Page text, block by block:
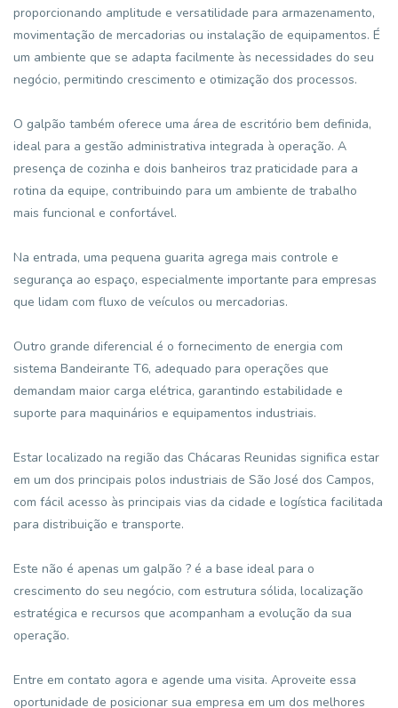
proporcionando amplitude e versatilidade para armazenamento,
movimentação de mercadorias ou instalação de equipamentos. É
um ambiente que se adapta facilmente às necessidades do seu
negócio, permitindo crescimento e otimização dos processos.
O galpão também oferece uma área de escritório bem definida,
ideal para a gestão administrativa integrada à operação. A
presença de cozinha e dois banheiros traz praticidade para a
rotina da equipe, contribuindo para um ambiente de trabalho
mais funcional e confortável.
Na entrada, uma pequena guarita agrega mais controle e
segurança ao espaço, especialmente importante para empresas
que lidam com fluxo de veículos ou mercadorias.
Outro grande diferencial é o fornecimento de energia com
sistema Bandeirante T6, adequado para operações que
demandam maior carga elétrica, garantindo estabilidade e
suporte para maquinários e equipamentos industriais.
Estar localizado na região das Chácaras Reunidas significa estar
em um dos principais polos industriais de São José dos Campos,
com fácil acesso às principais vias da cidade e logística facilitada
para distribuição e transporte.
Este não é apenas um galpão ? é a base ideal para o
crescimento do seu negócio, com estrutura sólida, localização
estratégica e recursos que acompanham a evolução da sua
operação.
Entre em contato agora e agende uma visita. Aproveite essa
oportunidade de posicionar sua empresa em um dos melhores